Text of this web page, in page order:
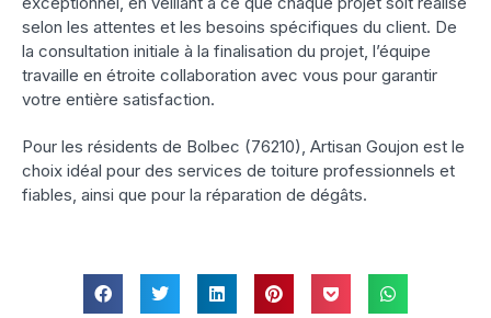
selon les attentes et les besoins spécifiques du client. De
la consultation initiale à la finalisation du projet, l’équipe
travaille en étroite collaboration avec vous pour garantir
votre entière satisfaction.
Pour les résidents de Bolbec (76210), Artisan Goujon est le
choix idéal pour des services de toiture professionnels et
fiables, ainsi que pour la réparation de dégâts.